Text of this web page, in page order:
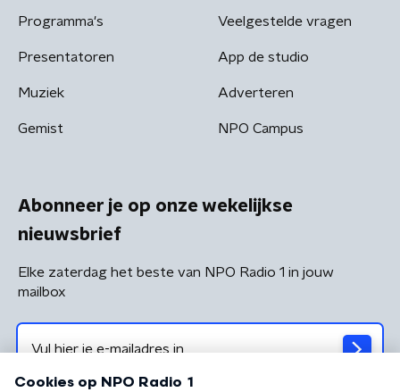
Programma's
Presentatoren
Muziek
Gemist
Veelgestelde vragen
App de studio
Adverteren
NPO Campus
Abonneer je op onze wekelijkse
nieuwsbrief
Elke zaterdag het beste van NPO Radio 1 in jouw
mailbox